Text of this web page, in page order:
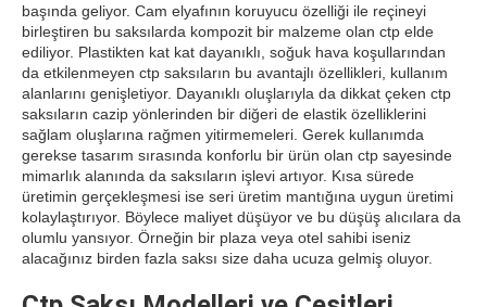
başında geliyor. Cam elyafının koruyucu özelliği ile reçineyi
birleştiren bu saksılarda kompozit bir malzeme olan ctp elde
ediliyor. Plastikten kat kat dayanıklı, soğuk hava koşullarından
da etkilenmeyen ctp saksıların bu avantajlı özellikleri, kullanım
alanlarını genişletiyor. Dayanıklı oluşlarıyla da dikkat çeken ctp
saksıların cazip yönlerinden bir diğeri de elastik özelliklerini
sağlam oluşlarına rağmen yitirmemeleri. Gerek kullanımda
gerekse tasarım sırasında konforlu bir ürün olan ctp sayesinde
mimarlık alanında da saksıların işlevi artıyor. Kısa sürede
üretimin gerçekleşmesi ise seri üretim mantığına uygun üretimi
kolaylaştırıyor. Böylece maliyet düşüyor ve bu düşüş alıcılara da
olumlu yansıyor. Örneğin bir plaza veya otel sahibi iseniz
alacağınız birden fazla saksı size daha ucuza gelmiş oluyor.